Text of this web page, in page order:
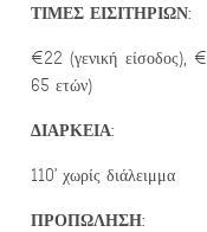
ΤΙΜΕΣ ΕΙΣΙΤΗΡΙΩΝ:
€22 (γενική είσοδος),
65 ετών)
ΔΙΑΡΚΕΙΑ:
110’ χωρίς διάλειμμα
ΠΡΟΠΩΛΗΣΗ: